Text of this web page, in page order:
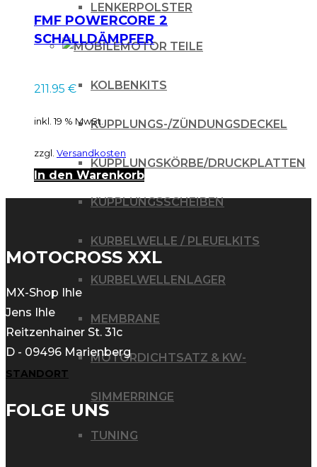
LENKERPOLSTER
MOTOR TEILE
KOLBENKITS
KUPPLUNGS-/ZÜNDUNGSDECKEL
KUPPLUNGSKÖRBE/DRUCKPLATTEN
KUPPLUNGSSCHEIBEN
KURBELWELLE / PLEUELKITS
KURBELWELLENLAGER
MEMBRANE
MOTORDICHTSATZ & KW-
SIMMERRINGE
TUNING
FMF POWERCORE 2
SCHALLDÄMPFER
211.95 €
inkl. 19 % MwSt.
zzgl. Versandkosten
In den Warenkorb
MOTOCROSS XXL
MX-Shop Ihle
Jens Ihle
Reitzenhainer St. 31c
D - 09496 Marienberg
STANDORT
FOLGE UNS